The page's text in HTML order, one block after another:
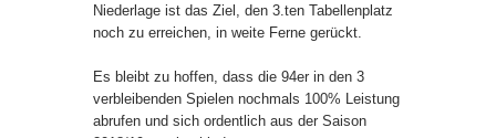
Niederlage ist das Ziel, den 3.ten Tabellenplatz
noch zu erreichen, in weite Ferne gerückt.
Es bleibt zu hoffen, dass die 94er in den 3
verbleibenden Spielen nochmals 100% Leistung
abrufen und sich ordentlich aus der Saison